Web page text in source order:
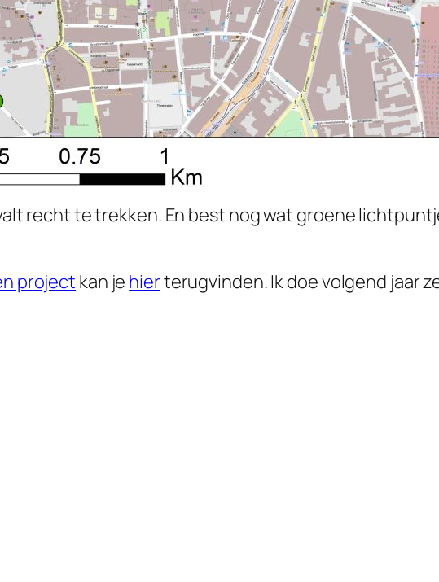
recht te trekken. En best nog wat groene
project kan je hierterugvinden. Ik doe volgend jaar